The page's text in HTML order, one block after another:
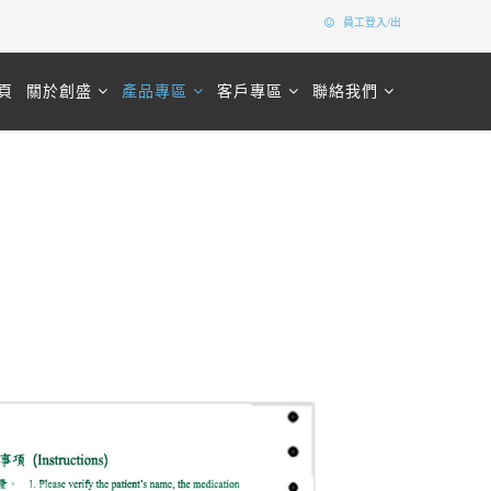
員工登入/出
關於創盛 產品專區 客戶專區 聯絡我們